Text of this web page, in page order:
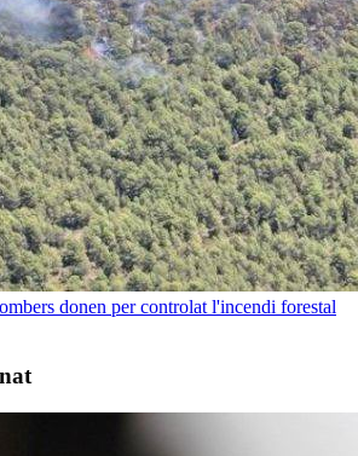
donen per controlat l'incendi forestal